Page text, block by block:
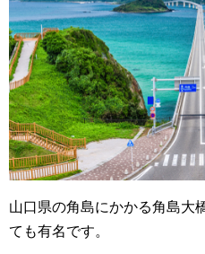
山口県の角島にかかる角島大
ても有名です。